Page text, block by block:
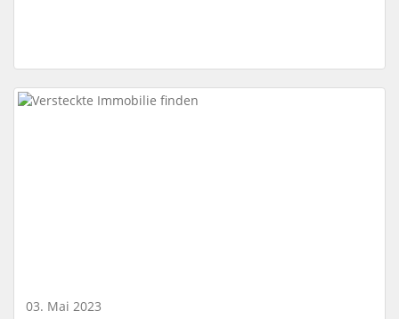
03. Mai 2023